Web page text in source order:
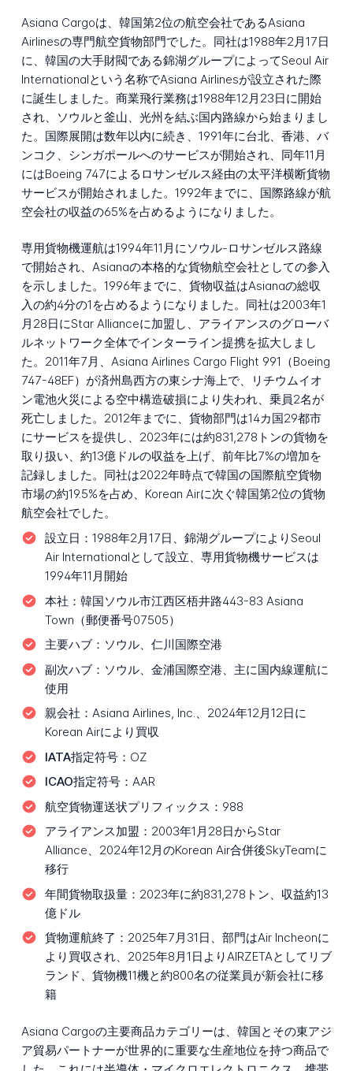
Asiana Cargoは、韓国第2位の航空会社であるAsiana
Airlinesの専門航空貨物部門でした。同社は1988年2月17日
に、韓国の大手財閥である錦湖グループによってSeoul Air
Internationalという名称でAsiana Airlinesが設立された際
に誕生しました。商業飛行業務は1988年12月23日に開始
され、ソウルと釜山、光州を結ぶ国内路線から始まりまし
た。国際展開は数年以内に続き、1991年に台北、香港、バ
ンコク、シンガポールへのサービスが開始され、同年11月
にはBoeing 747によるロサンゼルス経由の太平洋横断貨物
サービスが開始されました。1992年までに、国際路線が航
空会社の収益の65%を占めるようになりました。
専用貨物機運航は1994年11月にソウル-ロサンゼルス路線
で開始され、Asianaの本格的な貨物航空会社としての参入
を示しました。1996年までに、貨物収益はAsianaの総収
入の約4分の1を占めるようになりました。同社は2003年1
月28日にStar Allianceに加盟し、アライアンスのグローバ
ルネットワーク全体でインターライン提携を拡大しまし
た。2011年7月、Asiana Airlines Cargo Flight 991（Boeing
747-48EF）が済州島西方の東シナ海上で、リチウムイオ
ン電池火災による空中構造破損により失われ、乗員2名が
死亡しました。2012年までに、貨物部門は14カ国29都市
にサービスを提供し、2023年には約831,278トンの貨物を
取り扱い、約13億ドルの収益を上げ、前年比7%の増加を
記録しました。同社は2022年時点で韓国の国際航空貨物
市場の約19.5%を占め、Korean Airに次ぐ韓国第2位の貨物
航空会社でした。
設立日： 1988年2月17日、錦湖グループによりSeoul
Air Internationalとして設立、専用貨物機サービスは
1994年11月開始
本社： 韓国ソウル市江西区梧井路443-83 Asiana
Town（郵便番号07505）
主要ハブ： ソウル、仁川国際空港
副次ハブ： ソウル、金浦国際空港、主に国内線運航に
使用
親会社： Asiana Airlines, Inc.、2024年12月12日に
Korean Airにより買収
IATA指定符号： OZ
ICAO指定符号： AAR
航空貨物運送状プリフィックス： 988
アライアンス加盟： 2003年1月28日からStar
Alliance、2024年12月のKorean Air合併後SkyTeamに
移行
年間貨物取扱量： 2023年に約831,278トン、収益約13
億ドル
貨物運航終了： 2025年7月31日、部門はAir Incheonに
より買収され、2025年8月1日よりAIRZETAとしてリブ
ランド、貨物機11機と約800名の従業員が新会社に移
籍
Asiana Cargoの主要商品カテゴリーは、韓国とその東アジ
ア貿易パートナーが世界的に重要な生産地位を持つ商品で